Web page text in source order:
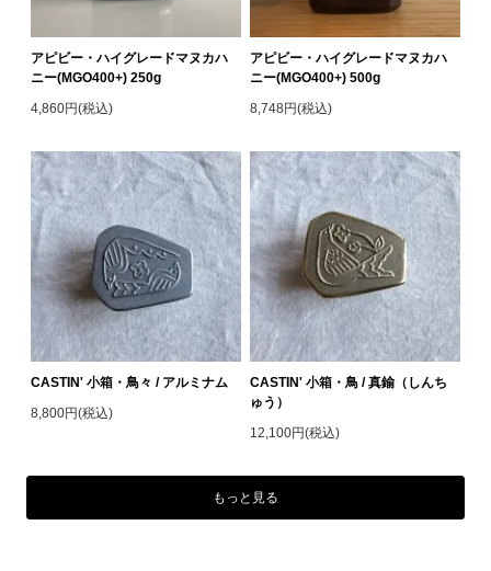
アピビー・ハイグレードマヌカハ
ニー(MGO400+) 250g
4,860円(税込)
アピビー・ハイグレードマヌカハ
ニー(MGO400+) 500g
8,748円(税込)
CASTIN' 小箱・鳥々 / アルミナム
8,800円(税込)
CASTIN' 小箱・鳥 / 真鍮（しんち
ゅう）
12,100円(税込)
もっと見る